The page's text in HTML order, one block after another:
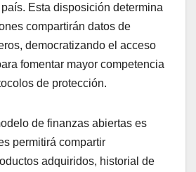
Esta disposición determina
compartirán datos de
democratizando el acceso
fomentar mayor competencia
de protección.
de finanzas abiertas es
permitirá compartir
adquiridos, historial de